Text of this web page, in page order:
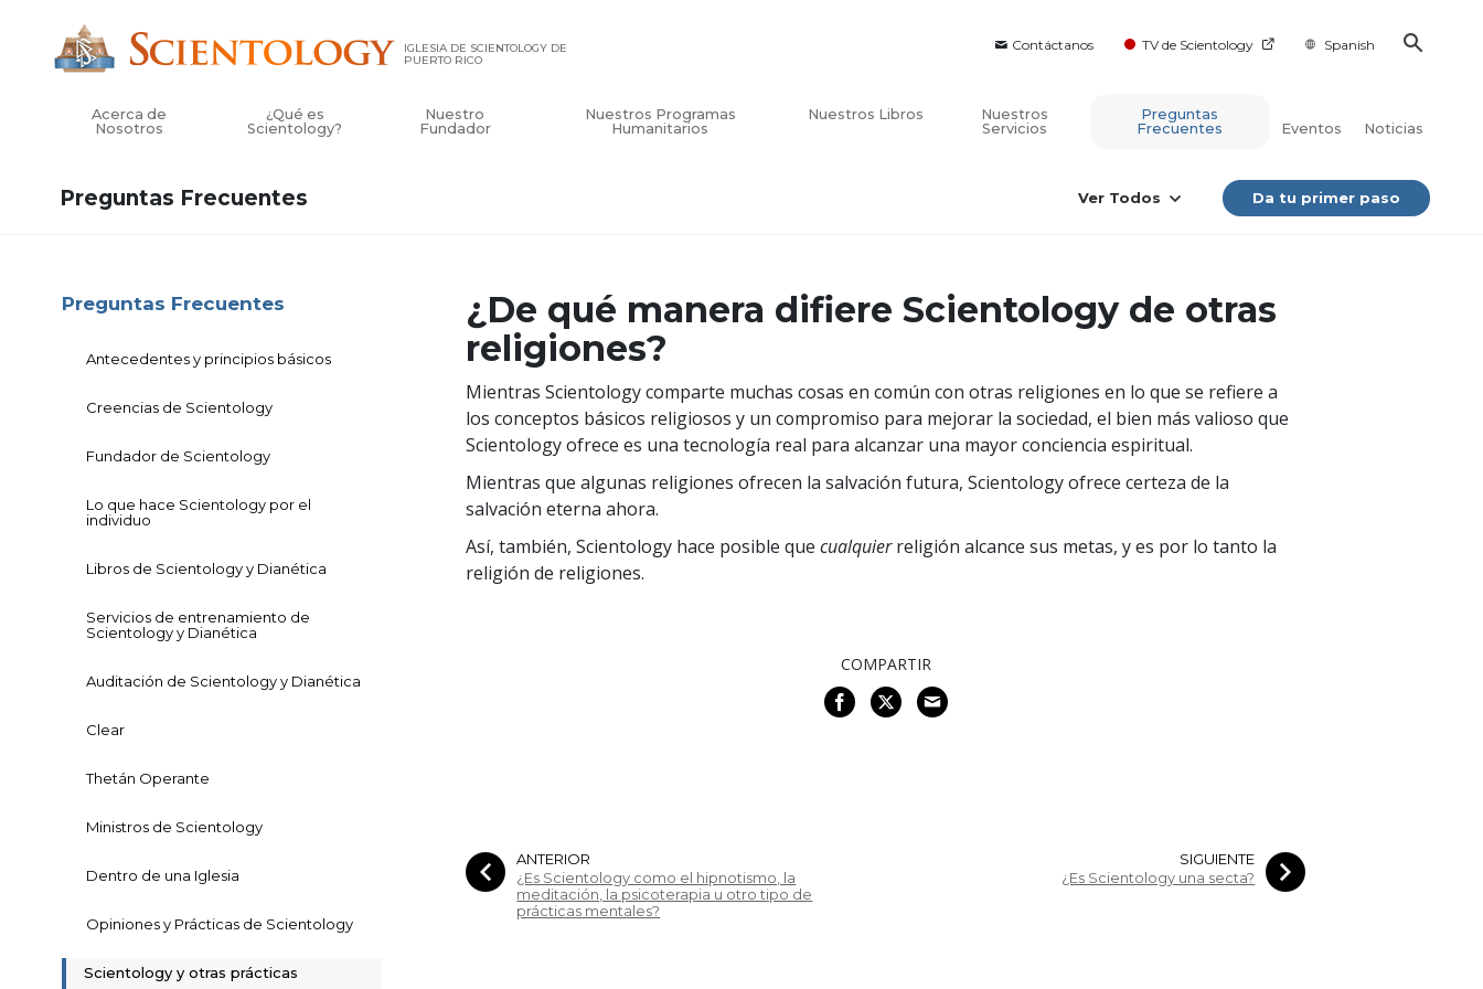
Contáctanos TV de Scientology Spanish
IGLESIA DE SCIENTOLOGY DE
PUERTO RICO
Acerca de
Nosotros
¿Qué es
Scientology?
Nuestro
Fundador
Nuestros Programas
Humanitarios
Nuestros Libros
Nuestros
Servicios
Preguntas
Frecuentes
Eventos Noticias
Preguntas Frecuentes Ver Todos Da tu primer paso
¿De qué manera difiere Scientology de otras
religiones?
Mientras Scientology comparte muchas cosas en común con otras religiones en lo que se refiere a
los conceptos básicos religiosos y un compromiso para mejorar la sociedad, el bien más valioso que
Scientology ofrece es una tecnología real para alcanzar una mayor conciencia espiritual.
Mientras que algunas religiones ofrecen la salvación futura, Scientology ofrece certeza de la
salvación eterna ahora.
Así, también, Scientology hace posible quecualquierreligión alcance sus metas, y es por lo tanto la
religión de religiones.
COMPARTIR
ANTERIOR
¿Es Scientology como el hipnotismo, la
meditación, la psicoterapia u otro tipo de
prácticas mentales?
SIGUIENTE
¿Es Scientology una secta?
Preguntas Frecuentes
Antecedentes y principios básicos
Creencias de Scientology
Fundador de Scientology
Lo que hace Scientology por el
individuo
Libros de Scientology y Dianética
Servicios de entrenamiento de
Scientology y Dianética
Auditación de Scientology y Dianética
Clear
Thetán Operante
Ministros de Scientology
Dentro de una Iglesia
Opiniones y Prácticas de Scientology
Scientology y otras prácticas